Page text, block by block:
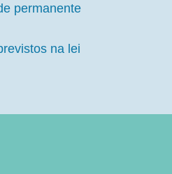
permanente
na lei